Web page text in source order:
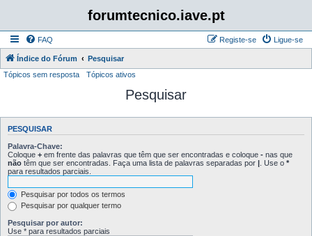
forumtecnico.iave.pt
FAQ Ligue-se
Registe-se
Índice do Fórum
Pesquisar
Tópicos sem resposta
Tópicos ativos
Pesquisar
PESQUISAR
Palavra-Chave:
Coloque + em frente das palavras que têm que ser encontradas e coloque - nas que
não têm que ser encontradas. Faça uma lista de palavras separadas por | . Use o *
para resultados parciais.
Pesquisar por todos os termos
Pesquisar por qualquer termo
Pesquisar por autor:
Use * para resultados parciais